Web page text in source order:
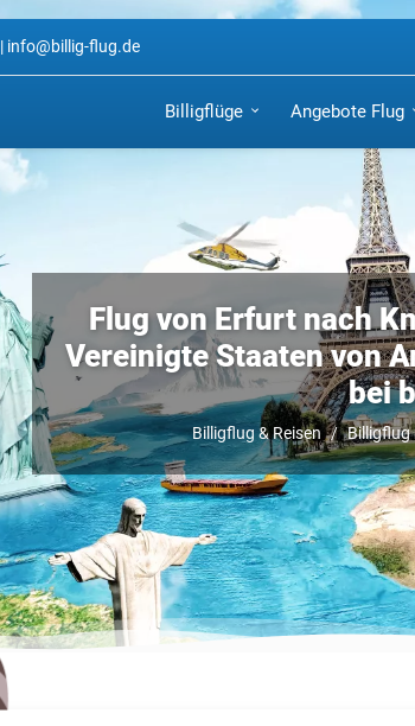
| info@billig-flug.de
Billigflüge Angebote Flug
Flug von Erfurt nach
Vereinigte Staaten von
bei
Billigflug & Reisen Billigflug